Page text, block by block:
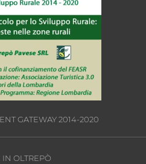
GATEWAY 2014-2020
IN OLTREPÒ